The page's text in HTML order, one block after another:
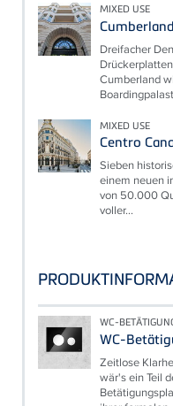
MIXED USE
Cumberland
Dreifacher
Cumberland
MIXED USE
Centro
Sieben
einem neuen
von 50.000
voller...
WC-
WC-
Zeitlose
wär's ein Teil